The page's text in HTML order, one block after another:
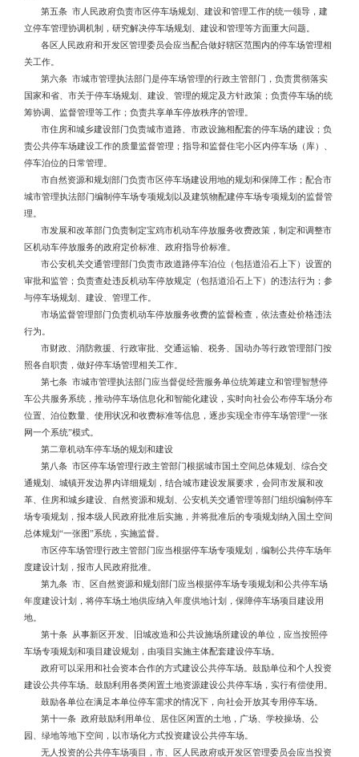
第五条 市人民政府负责市区停车场规划、建设和管理工作的统一领导，建
立停车管理协调机制，研究解决停车场规划、建设和管理等方面重大问题。
各区人民政府和开发区管理委员会应当配合做好辖区范围内的停车场管理相
关工作。
第六条 市城市管理执法部门是停车场管理的行政主管部门，负责贯彻落实
国家和省、市关于停车场规划、建设、管理的规定及方针政策；负责停车场的统
筹协调、监督管理等工作；负责共享单车停放秩序的管理。
市住房和城乡建设部门负责城市道路、市政设施相配套的停车场的建设；负
责公共停车场建设工作的质量监督管理；指导和监督住宅小区内停车场（库）、
停车泊位的日常管理。
市自然资源和规划部门负责市区停车场建设用地的规划和保障工作；配合市
城市管理执法部门编制停车场专项规划以及建筑物配建停车场专项规划的监督管
理。
市发展和改革部门负责制定宝鸡市机动车停放服务收费政策，制定和调整市
区机动车停放服务的政府定价标准、政府指导价标准。
市公安机关交通管理部门负责市政道路停车泊位（包括道沿石上下）设置的
审批和监管；负责查处违反机动车停放规定（包括道沿石上下）的违法行为；参
与停车场规划、建设、管理工作。
市场监督管理部门负责机动车停放服务收费的监督检查，依法查处价格违法
行为。
市财政、消防救援、行政审批、交通运输、税务、国动办等行政管理部门按
照各自职责，做好停车场管理相关工作。
第七条 市城市管理执法部门应当督促经营服务单位统筹建立和管理智慧停
车公共服务系统，推动停车场信息化和智能化建设，实时向社会公布停车场分布
位置、泊位数量、使用状况和收费标准等信息，逐步实现全市停车场管理“一张
网一个系统”模式。
第二章机动车停车场的规划和建设
第八条 市区停车场管理行政主管部门根据城市国土空间总体规划、综合交
通规划、城镇开发边界内详细规划，结合城市建设发展要求，会同市发展和改
革、住房和城乡建设、自然资源和规划、公安机关交通管理等部门组织编制停车
场专项规划，报本级人民政府批准后实施，并将批准后的专项规划纳入国土空间
总体规划“一张图”系统，实施监督。
市区停车场管理行政主管部门应当根据停车场专项规划，编制公共停车场年
度建设计划，报市人民政府批准。
第九条 市、区自然资源和规划部门应当根据停车场专项规划和公共停车场
年度建设计划，将停车场土地供应纳入年度供地计划，保障停车场项目建设用
地。
第十条 从事新区开发、旧城改造和公共设施场所建设的单位，应当按照停
车场专项规划和项目建设规划，由项目实施主体配套建设停车场。
政府可以采用和社会资本合作的方式建设公共停车场。鼓励单位和个人投资
建设公共停车场。鼓励利用各类闲置土地资源建设公共停车场，实行有偿使用。
鼓励各单位在满足本单位停车需求的情况下，向社会开放其专用停车场。
第十一条 政府鼓励利用单位、居住区闲置的土地，广场、学校操场、公
园、绿地等地下空间，以市场化方式投资建设公共停车场。
无人投资的公共停车场项目，市、区人民政府或开发区管理委员会应当投资